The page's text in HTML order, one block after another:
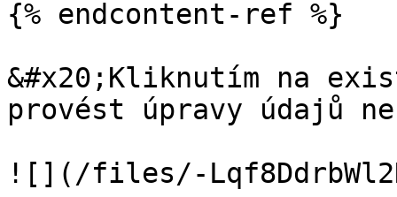
{% endcontent-ref %}
&#x20;Kliknutím na
provést úpravy údajů
![](/files/-